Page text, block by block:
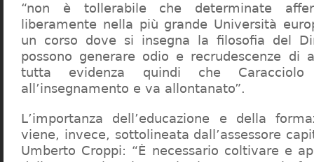
“non è tollerabile che determinate
liberamente nella più grande Università
un corso dove si insegna la filosofia del
possono generare odio e recrudescenze di
tutta evidenza quindi che
all’insegnamento e va allontanato”.
L’importanza dell’educazione e della
viene, invece, sottolineata dall’assessore
Umberto Croppi: “È necessario coltivare e